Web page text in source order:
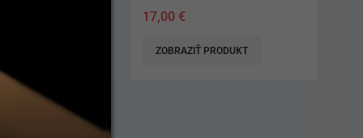
PRODUKT
33,90
ZOBRAZIŤ PRODUKT